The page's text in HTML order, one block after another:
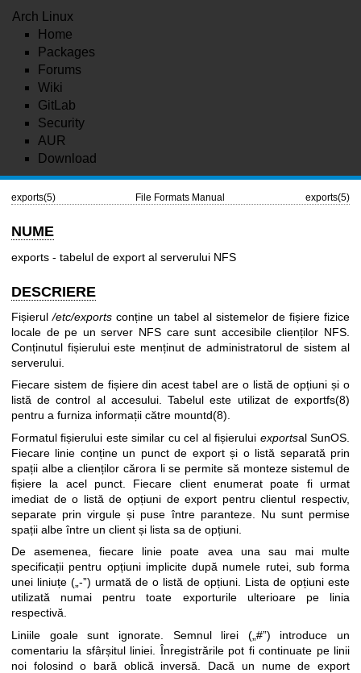
Arch Linux
Home
Packages
Forums
Wiki
GitLab
Security
AUR
Download
exports(5) File Formats Manual exports(5)
NUME
exports - tabelul de export al serverului NFS
DESCRIERE
Fișierul/etc/exports conține un tabel al sistemelor de fișiere fizice
locale de pe un server NFS care sunt accesibile clienților NFS.
Conținutul fișierului este menținut de administratorul de sistem al
serverului.
Fiecare sistem de fișiere din acest tabel are o listă de opțiuni și o
listă de control al accesului. Tabelul este utilizat de exportfs(8)
pentru a furniza informații către mountd(8).
Formatul fișierului este similar cu cel al fișierului exportsal SunOS.
Fiecare linie conține un punct de export și o listă separată prin
spații albe a clienților cărora li se permite să monteze sistemul de
fișiere la acel punct. Fiecare client enumerat poate fi urmat
imediat de o listă de opțiuni de export pentru clientul respectiv,
separate prin virgule și puse între paranteze. Nu sunt permise
spații albe între un client și lista sa de opțiuni.
De asemenea, fiecare linie poate avea una sau mai multe
specificații pentru opțiuni implicite după numele rutei, sub forma
unei liniuțe („-”) urmată de o listă de opțiuni. Lista de opțiuni este
utilizată numai pentru toate exporturile ulterioare pe linia
respectivă.
Liniile goale sunt ignorate. Semnul lirei („#”) introduce un
comentariu la sfârșitul liniei. Înregistrările pot fi continuate pe linii
noi folosind o bară oblică inversă. Dacă un nume de export